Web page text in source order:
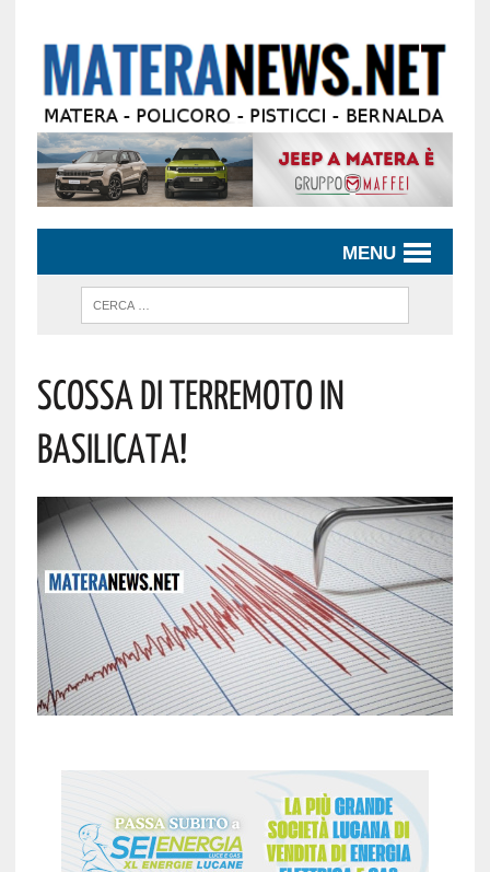
MENU
Scossa Di Terremoto In
Basilicata!